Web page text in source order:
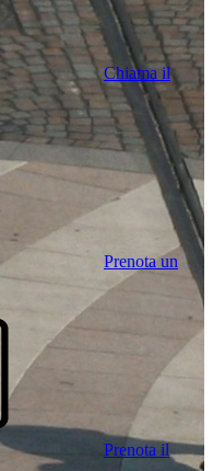
Chiama il
Prenota un
Prenota il